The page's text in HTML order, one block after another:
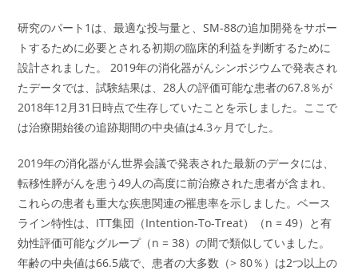
研究のパート1は、最適な投与量と、SM-88の追加開発をサポー
トするために必要とされる初期の臨床的利益を判断するために
設計されました。 2019年の消化器がんシンポジウムで発表され
たデータでは、試験結果は、28人の評価可能な患者の67.8％が
2018年12月31日時点で生存していたことを示しました。ここで
は治療開始後の追跡期間の中央値は4.3ヶ月でした。
2019年の消化器がん世界会議で発表された最新のデータには、
転移性膵がんを患う49人の高度に前治療された患者が含まれ、
これらの患者も重大な疾患関連の罹患率を示しました。ベース
ライン特性は、ITT集団（Intention-To-Treat）（n = 49）と有
効性評価可能なグループ（n = 38）の間で類似していました。
年齢の中央値は66.5歳で、患者の大多数（> 80％）は2つ以上の